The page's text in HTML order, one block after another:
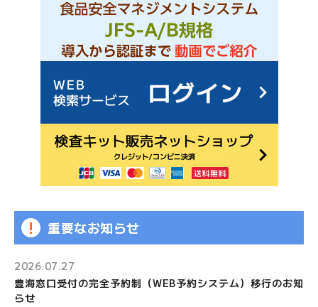
JFS規格の監査・取得支援
検
依
頼
重要なお知らせ
2026.07.27
豊海窓口受付の完全予約制（WEB予約システム）移行のお知
らせ